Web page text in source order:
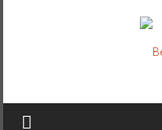
Berita